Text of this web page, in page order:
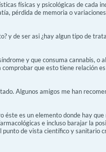
físicas y psicológicas de cada
pérdida de memoria o
y de ser asi ¿hay algun tipo de
y que consuma cannabis, o
que esto tiene relación
Algunos amigos me han
éste es un elemento donde hay
e incluso barajar la
punto de vista científico y sanitario